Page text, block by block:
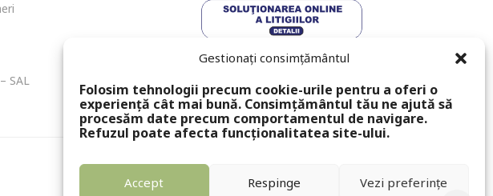
Gestionați consimțământul
Folosim tehnologii precum cookie-urile pentru a oferi o
experiență cât mai bună. Consimțământul tău ne ajută să
procesăm date precum comportamentul de navigare.
Refuzul poate afecta funcționalitatea site-ului.
Accept Respinge Vezi preferințe
SAL